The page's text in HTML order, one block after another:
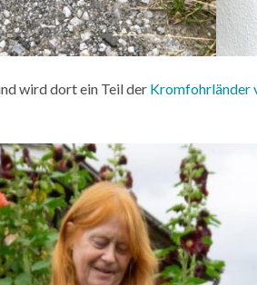
wird dort ein Teil der Kromfohrländer